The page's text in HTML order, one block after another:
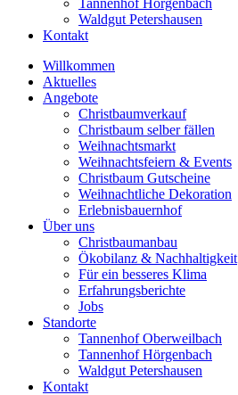
Tannenhof Hörgenbach
Waldgut Petershausen
Kontakt
Willkommen
Aktuelles
Angebote
Christbaumverkauf
Christbaum selber fällen
Weihnachtsmarkt
Weihnachtsfeiern & Events
Christbaum Gutscheine
Weihnachtliche Dekoration
Erlebnisbauernhof
Über uns
Christbaumanbau
Ökobilanz & Nachhaltigkeit
Für ein besseres Klima
Erfahrungsberichte
Jobs
Standorte
Tannenhof Oberweilbach
Tannenhof Hörgenbach
Waldgut Petershausen
Kontakt